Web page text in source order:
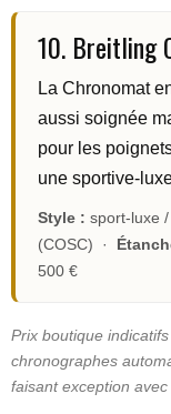
10. Breitling
La Chronomat
aussi soignée
pour les
une sportive-
Style : sport-luxe
(COSC) ·
500 €
Prix boutique
chronographes
faisant exception